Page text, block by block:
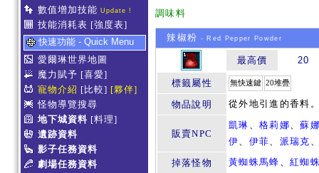
數值增加技能 Update !
技能消耗表 [強度表]
快速功能 - Quick Menu
愛爾琳世界地圖
魔力賦予 [喜愛]
寵物介紹 [比較] [夥伴]
怪物導覽搜尋
地下城資料 [料理]
遺跡資料
影子任務資料
劇場任務資料
調味料
辣椒粉 - Red Pepper Powder
最高價 20
標籤屬性 無快速鍵 20堆疊
物品說明 從外地引進的香料
販賣NPC
凱琳 、格莉娜、蘇
伊、 伊菲、 派瑞克
掉落怪物
黃蜘蛛馬蜂 、紅蜘